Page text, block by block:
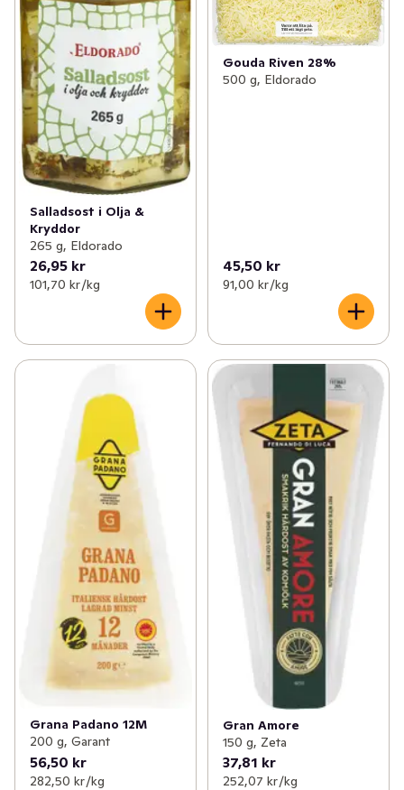
Salladsost i Olja &
Kryddor
265 g, Eldorado
26,95 kr
101,70 kr /kg
Gouda Riven 28%
500 g, Eldorado
45,50 kr
91,00 kr /kg
Grana Padano 12M
200 g, Garant
56,50 kr
282,50 kr /kg
Gran Amore
150 g, Zeta
37,81 kr
252,07 kr /kg